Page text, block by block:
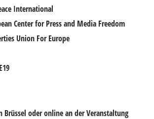
International
Center for Press and Media Freedom
Union For Europe
Brüssel oder online an der Veranstaltung